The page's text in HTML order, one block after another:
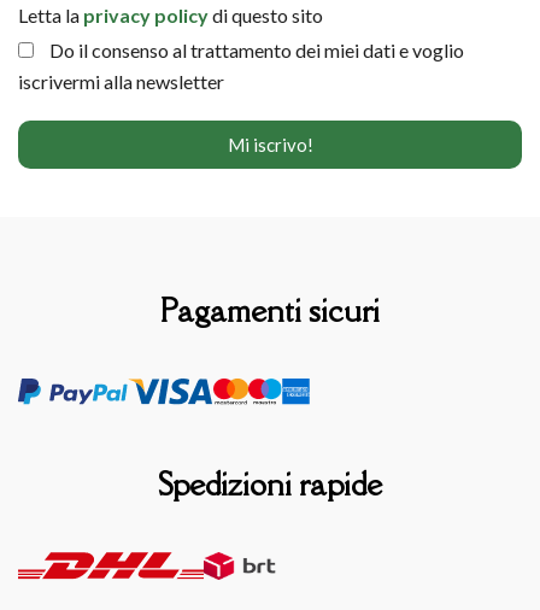
Letta la privacy policydi questo sito
Do il consenso al trattamento dei miei dati e voglio
iscrivermi alla newsletter
Pagamenti sicuri
Spedizioni rapide